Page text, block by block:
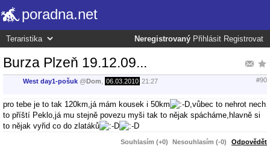
poradna.net
Neregistrovaný Přihlásit Registrovat
Burza Plzeň 19.12.09...
West day1-pošuk @Dom 06.03.2010 21:27 #90
pro tebe je to tak 120km,já mám kousek i 50km
,vůbec to nehrot nech
to příští Peklo,já mu stejně povezu myši tak to nějak spácháme,hlavně si
to nějak vyřid co do zlatáků
Souhlasím (+0) Nesouhlasím (-0) Odpovědět